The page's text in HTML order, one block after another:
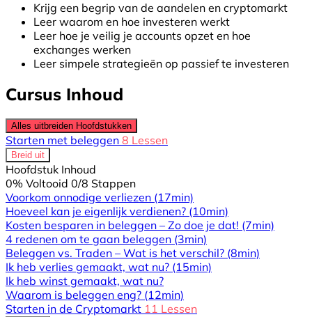
Krijg een begrip van de aandelen en cryptomarkt
Leer waarom en hoe investeren werkt
Leer hoe je veilig je accounts opzet en hoe
exchanges werken
Leer simpele strategieën op passief te investeren
Cursus Inhoud
Alles uitbreiden Hoofdstukken
Starten met beleggen 8 Lessen
Breid uit
Hoofdstuk Inhoud
0% Voltooid 0/8 Stappen
Voorkom onnodige verliezen (17min)
Hoeveel kan je eigenlijk verdienen? (10min)
Kosten besparen in beleggen – Zo doe je dat! (7min)
4 redenen om te gaan beleggen (3min)
Beleggen vs. Traden – Wat is het verschil? (8min)
Ik heb verlies gemaakt, wat nu? (15min)
Ik heb winst gemaakt, wat nu?
Waarom is beleggen eng? (12min)
Starten in de Cryptomarkt 11 Lessen